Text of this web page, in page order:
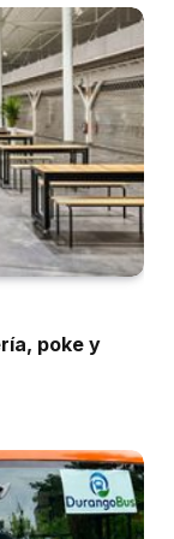
poke y